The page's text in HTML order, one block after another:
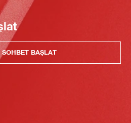
BAŞLAT